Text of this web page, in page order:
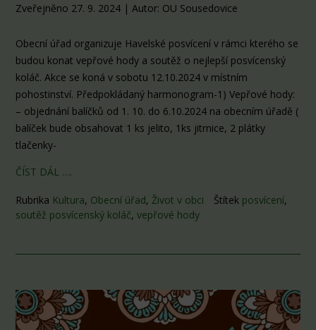
Zveřejněno 27. 9. 2024 | Autor: OU Sousedovice
Obecní úřad organizuje Havelské posvícení v rámci kterého se
budou konat vepřové hody a soutěž o nejlepší posvícenský
koláč. Akce se koná v sobotu 12.10.2024 v místním
pohostinství. Předpokládaný harmonogram-1) Vepřové hody:
– objednání balíčků od 1. 10. do 6.10.2024 na obecním úřadě (
balíček bude obsahovat 1 ks jelito, 1ks jitrnice, 2 plátky
tlačenky-
ČÍST DÁL ….
Rubrika Kultura, Obecní úřad, Život v obci Štítek posvícení,
soutěž posvícenský koláč, vepřové hody